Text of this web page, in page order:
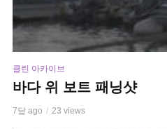
클린 아카이브
바다 위 보트 패닝샷
7달 ago 23 views